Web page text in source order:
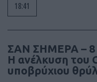
18:41
ΣΑΝ ΣΗΜΕΡΑ – 8
Η ανέλκυση του
υποβρύχιου